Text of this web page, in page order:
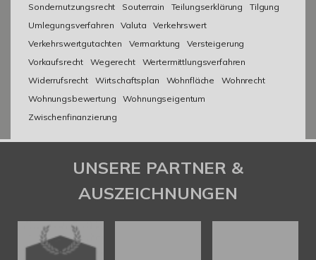
Sondernutzungsrecht
Souterrain Teilungserklärung
Tilgung
Umlegungsverfahren
Valuta
Verkehrswert
Verkehrswertgutachten
Vermarktung
Versteigerung
Vorkaufsrecht
Wegerecht
Wertermittlungsverfahren
Widerrufsrecht
Wirtschaftsplan Wohnfläche
Wohnrecht
Wohnungsbewertung
Wohnungseigentum
Zwischenfinanzierung
UNSERE PARTNER &
AUSZEICHNUNGEN